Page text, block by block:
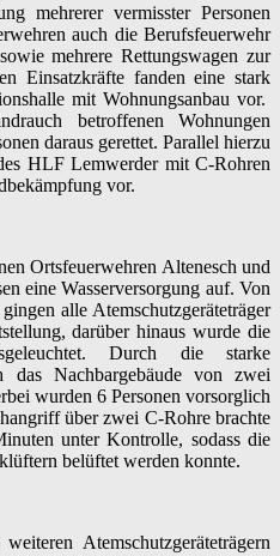
mehrerer vermisster Personen
auch die Berufsfeuerwehr
mehrere Rettungswagen zur
Einsatzkräfte fanden eine stark
mit Wohnungsanbau vor.
betroffenen Wohnungen
daraus gerettet. Parallel hierzu
HLF Lemwerder mit C-Rohren
vor.
Ortsfeuerwehren Altenesch und
eine Wasserversorgung auf. Von
alle Atemschutzgeräteträger
darüber hinaus wurde die
Durch die starke
das Nachbargebäude von zwei
wurden 6 Personen vorsorglich
über zwei C-Rohre brachte
unter Kontrolle, sodass die
belüftet werden konnte.
Atemschutzgeräteträgern